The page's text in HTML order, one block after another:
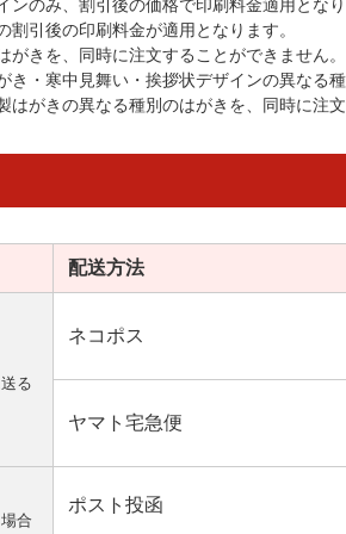
ンのみ、割引後の価格で印刷料金適用とな
割引後の印刷料金が適用となります。
きを、同時に注文することができません。
・寒中見舞い・挨拶状デザインの異なる
がきの異なる種別のはがきを、同時に注文
配送方法
る
ネコポス
ヤマト宅急便
合
ポスト投函